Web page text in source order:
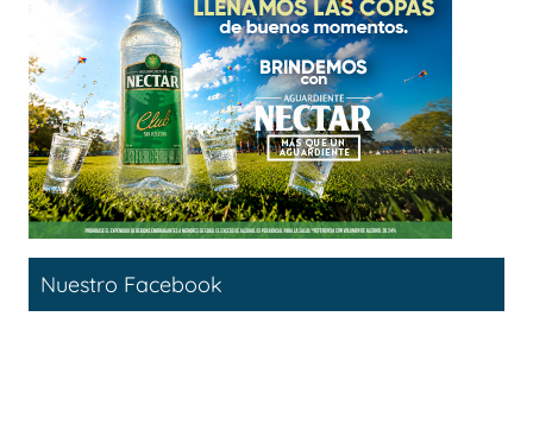
Nuestro Facebook